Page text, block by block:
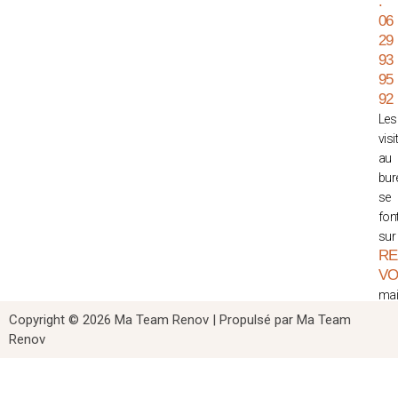
06
29
93
95
92
Les
au
se
sur
Copyright © 2026 Ma Team Renov | Propulsé par Ma Team
Renov